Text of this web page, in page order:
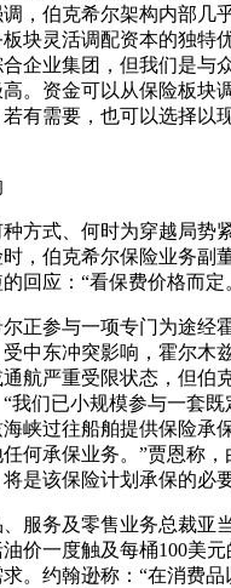
，伯克希尔架构内部几
块灵活调配资本的独特
企业集团，但我们是与
。资金可以从保险板块
有需要，也可以选择以
式、何时为穿越局势
，伯克希尔保险业务副
回应：“看保费价格而定
参与一项专门为途经
中东冲突影响，霍尔木
航严重受限状态，但伯
我们已小规模参与一套既
峡过往船舶提供保险承
何承保业务。”贾恩称，
是该保险计划承保的必
务及零售业务总裁亚
价一度触及每桶100美
。约翰逊称：“在消费品